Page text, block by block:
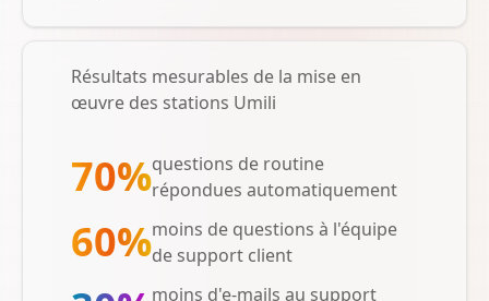
Résultats mesurables de la mise en
œuvre des stations Umili
70%questions de routine
répondues automatiquement
60%moins de questions à l'équipe
de support client
moins d'e-mails au support